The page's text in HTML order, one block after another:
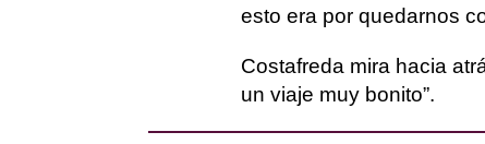
esto era por quedarnos
Costafreda mira hacia
un viaje muy bonito”.